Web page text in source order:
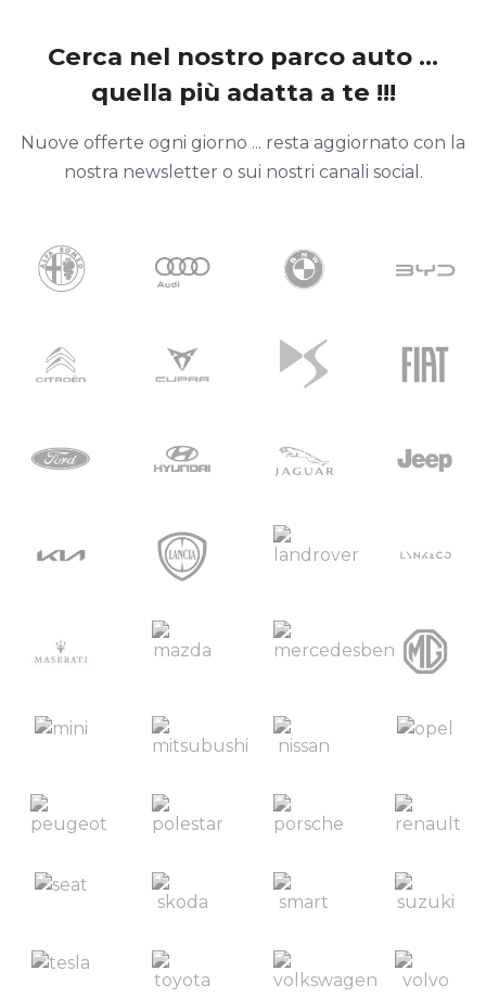
Cerca nel nostro parco auto ...
quella più adatta a te !!!
Nuove offerte ogni giorno ... resta aggiornato con la
nostra newsletter o sui nostri canali social.